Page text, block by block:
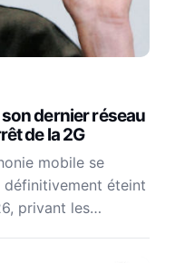
dernier réseau
de la 2G
mobile se
éteint
privant les…